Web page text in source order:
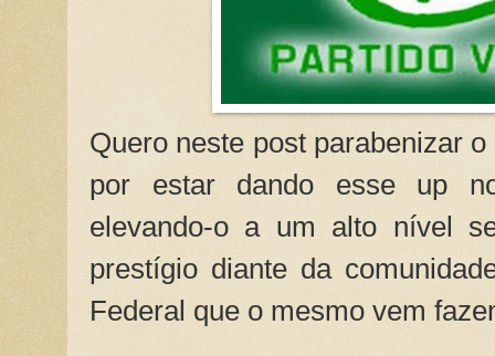
Quero neste post parabenizar
por estar dando esse up
elevando-o a um alto nível
prestígio diante da
Federal que o mesmo vem